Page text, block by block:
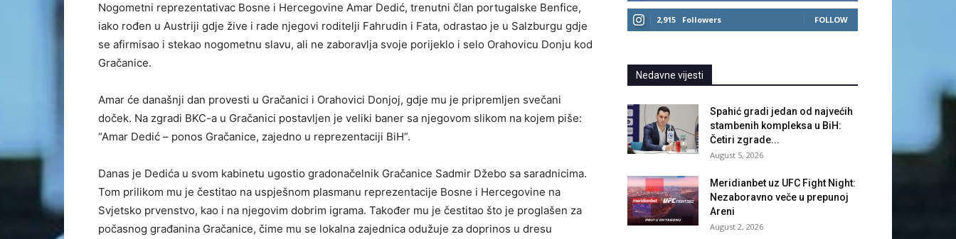
Nogometni reprezentativac Bosne i Hercegovine Amar Dedić, trenutni član portugalske Benfice,
iako rođen u Austriji gdje žive i rade njegovi roditelji Fahrudin i Fata, odrastao je u Salzburgu gdje
se afirmisao i stekao nogometnu slavu, ali ne zaboravlja svoje porijeklo i selo Orahovicu Donju kod
Gračanice.
Amar će današnji dan provesti u Gračanici i Orahovici Donjoj, gdje mu je pripremljen svečani
doček. Na zgradi BKC-a u Gračanici postavljen je veliki baner sa njegovom slikom na kojem piše:
“Amar Dedić – ponos Gračanice, zajedno u reprezentaciji BiH”.
Danas je Dedića u svom kabinetu ugostio gradonačelnik Gračanice Sadmir Džebo sa saradnicima.
Tom prilikom mu je čestitao na uspješnom plasmanu reprezentacije Bosne i Hercegovine na
Svjetsko prvenstvo, kao i na njegovim dobrim igrama. Također mu je čestitao što je proglašen za
počasnog građanina Gračanice, čime mu se lokalna zajednica odužuje za doprinos u dresu
2,915 Followers FOLLOW
Nedavne vijesti
Spahić gradi jedan od najvećih
stambenih kompleksa u BiH:
Četiri zgrade...
August 5, 2026
Meridianbet uz UFC Fight Night:
Nezaboravno veče u prepunoj
Areni
August 2, 2026